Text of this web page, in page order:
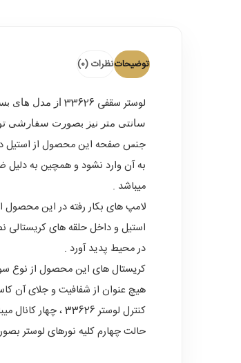
توضیحاتنظرات (0)
لوستر سقفی 33626
سانتی متر نیز بصورت سفارشی
جنس صفحه این محصول از استیل
میباشد .
لامپ های بکار رفته در این محصول
استیل و داخل حلقه های کریستالی
در محیط پدید آورد .
کریستال های این محصول از نوع
هیچ عنوان از شفافیت و جلای آن
کنترل لوستر
حالت چهارم کلیه نورهای لوستر